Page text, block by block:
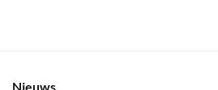
Nieuws